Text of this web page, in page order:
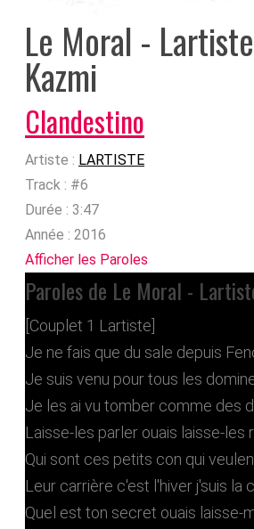
Le Moral -
Kazmi
Clandestino
Artiste : LARTISTE
Track : #6
Durée : 3:47
Année : 2016
Afficher les Paroles
Paroles de Le Moral -
[Couplet 1 Lartiste]
Je ne fais que du sale depuis
Je suis venu pour tous les
Je les ai vu tomber comme des
Laisse-les parler ouais laisse-les
Qui sont ces petits con qui
Leur carrière c'est l'hiver j'suis la
Quel est ton secret ouais laisse-